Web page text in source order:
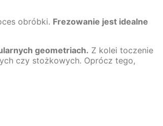
obróbki. Frezowanie jest idealne
geometriach. Z kolei toczenie
czy stożkowych. Oprócz tego,